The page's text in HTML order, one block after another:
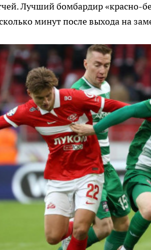
Лучший бомбардир «красно-
минут после выхода на